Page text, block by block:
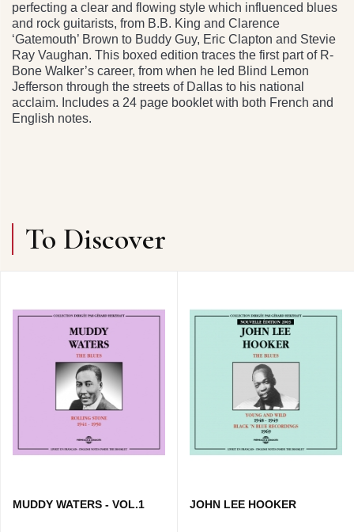
perfecting a clear and flowing style which influenced blues
and rock guitarists, from B.B. King and Clarence
‘Gatemouth’ Brown to Buddy Guy, Eric Clapton and Stevie
Ray Vaughan. This boxed edition traces the first part of R-
Bone Walker’s career, from when he led Blind Lemon
Jefferson through the streets of Dallas to his national
acclaim. Includes a 24 page booklet with both French and
English notes.
To Discover
MUDDY WATERS - VOL.1 JOHN LEE HOOKER